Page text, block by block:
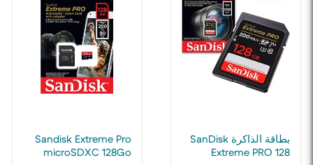
بطاقة الذاكرة SanDisk
Extreme PRO 128
Sandisk Extreme Pro
microSDXC 128Go